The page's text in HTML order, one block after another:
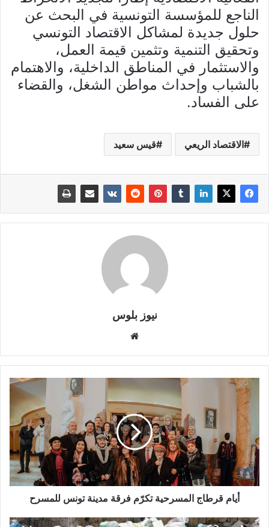
الناجع للمؤسسة التونسية في البحث عن
حلول جديدة لمشاكل الاقتصاد التونسي
وتحقيق التنمية وتثمين قيمة العمل،
والاستثمار في المناطق الداخلية، والاهتمام
بالشباب وإحداث مواطن الشغل، والقضاء
على الفساد.
الاقتصاد الريعي قيس سعيد
نيوز بلوس
أيام قرطاج المسرحية تكرّم فرقة مدينة تونس للمسرح